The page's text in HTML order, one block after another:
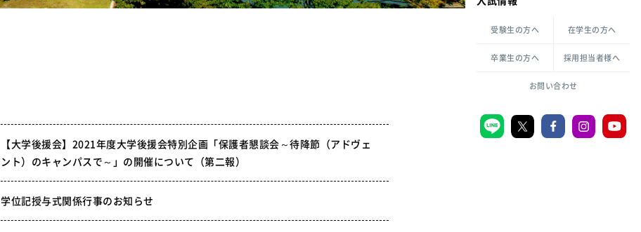
倫理憲章
ハラスメントの防止
共生のための多様性宣言
一般教育課程
教職センター
学芸員課程
図書館司書課程
生活環境科学研究所
受験生の方へ 在学生の方へ
卒業生の方へ 採用担当者様へ
お問い合わせ
【大学後援会】2021年度大学後援会特別企画「保護者懇談会～待降節（アドヴェ
ント）のキャンパスで～」の開催について（第二報）
学位記授与式関係行事のお知らせ